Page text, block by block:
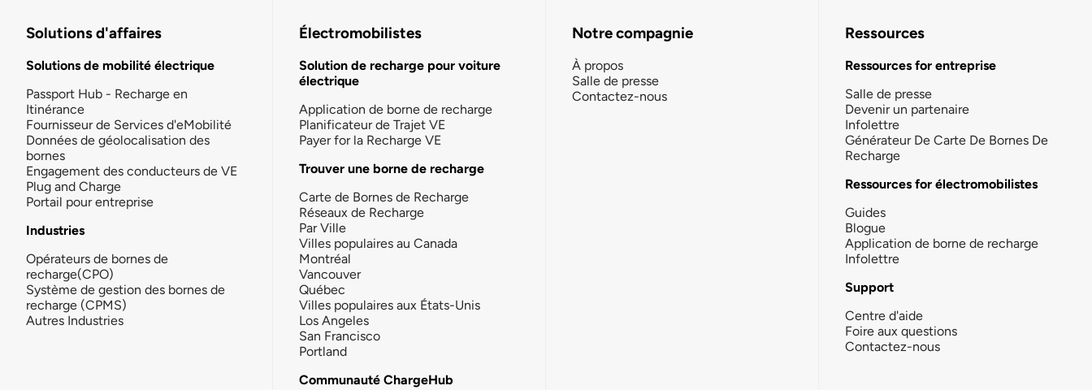
Solutions d'affaires
Solutions de mobilité électrique
Passport Hub - Recharge en
Itinérance
Fournisseur de Services d'eMobilité
Données de géolocalisation des
bornes
Engagement des conducteurs de VE
Plug and Charge
Portail pour entreprise
Industries
Opérateurs de bornes de
recharge(CPO)
Système de gestion des bornes de
recharge (CPMS)
Autres Industries
Électromobilistes
Solution de recharge pour voiture
électrique
Application de borne de recharge
Planificateur de Trajet VE
Payer for la Recharge VE
Trouver une borne de recharge
Carte de Bornes de Recharge
Réseaux de Recharge
Par Ville
Villes populaires au Canada
Montréal
Vancouver
Québec
Villes populaires aux États-Unis
Los Angeles
San Francisco
Portland
Communauté ChargeHub
Notre compagnie
À propos
Salle de presse
Contactez-nous
Ressources
Ressources for entreprise
Salle de presse
Devenir un partenaire
Infolettre
Générateur De Carte De Bornes De
Recharge
Ressources for électromobilistes
Guides
Blogue
Application de borne de recharge
Infolettre
Support
Centre d'aide
Foire aux questions
Contactez-nous